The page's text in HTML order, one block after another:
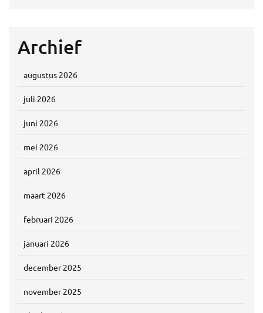
Archief
augustus 2026
juli 2026
juni 2026
mei 2026
april 2026
maart 2026
februari 2026
januari 2026
december 2025
november 2025